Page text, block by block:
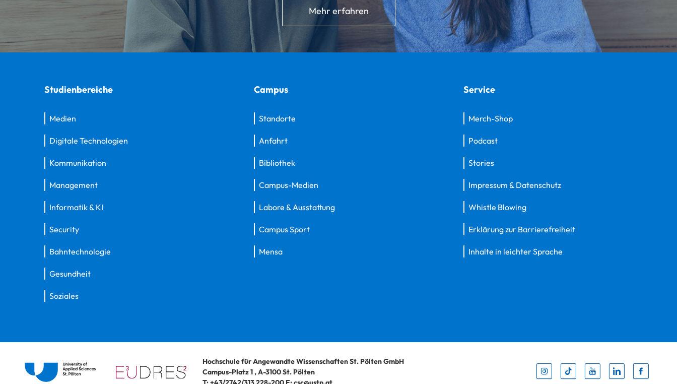
Mehr erfahren
Studienbereiche
Medien
Digitale Technologien
Kommunikation
Management
Informatik & KI
Security
Bahntechnologie
Gesundheit
Soziales
Campus
Standorte
Anfahrt
Bibliothek
Campus-Medien
Labore & Ausstattung
Campus Sport
Mensa
Service
Merch-Shop
Podcast
Stories
Impressum & Datenschutz
Whistle Blowing
Erklärung zur Barrierefreiheit
Inhalte in leichter Sprache
Hochschule für Angewandte Wissenschaften St. Pölten GmbH
Campus-Platz 1,A-3100St. Pölten